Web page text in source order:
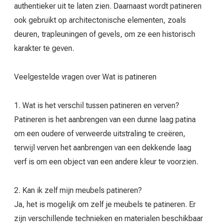
authentieker uit te laten zien. Daarnaast wordt patineren
ook gebruikt op architectonische elementen, zoals
deuren, trapleuningen of gevels, om ze een historisch
karakter te geven.
Veelgestelde vragen over Wat is patineren
1. Wat is het verschil tussen patineren en verven?
Patineren is het aanbrengen van een dunne laag patina
om een oudere of verweerde uitstraling te creëren,
terwijl verven het aanbrengen van een dekkende laag
verf is om een object van een andere kleur te voorzien.
2. Kan ik zelf mijn meubels patineren?
Ja, het is mogelijk om zelf je meubels te patineren. Er
zijn verschillende technieken en materialen beschikbaar